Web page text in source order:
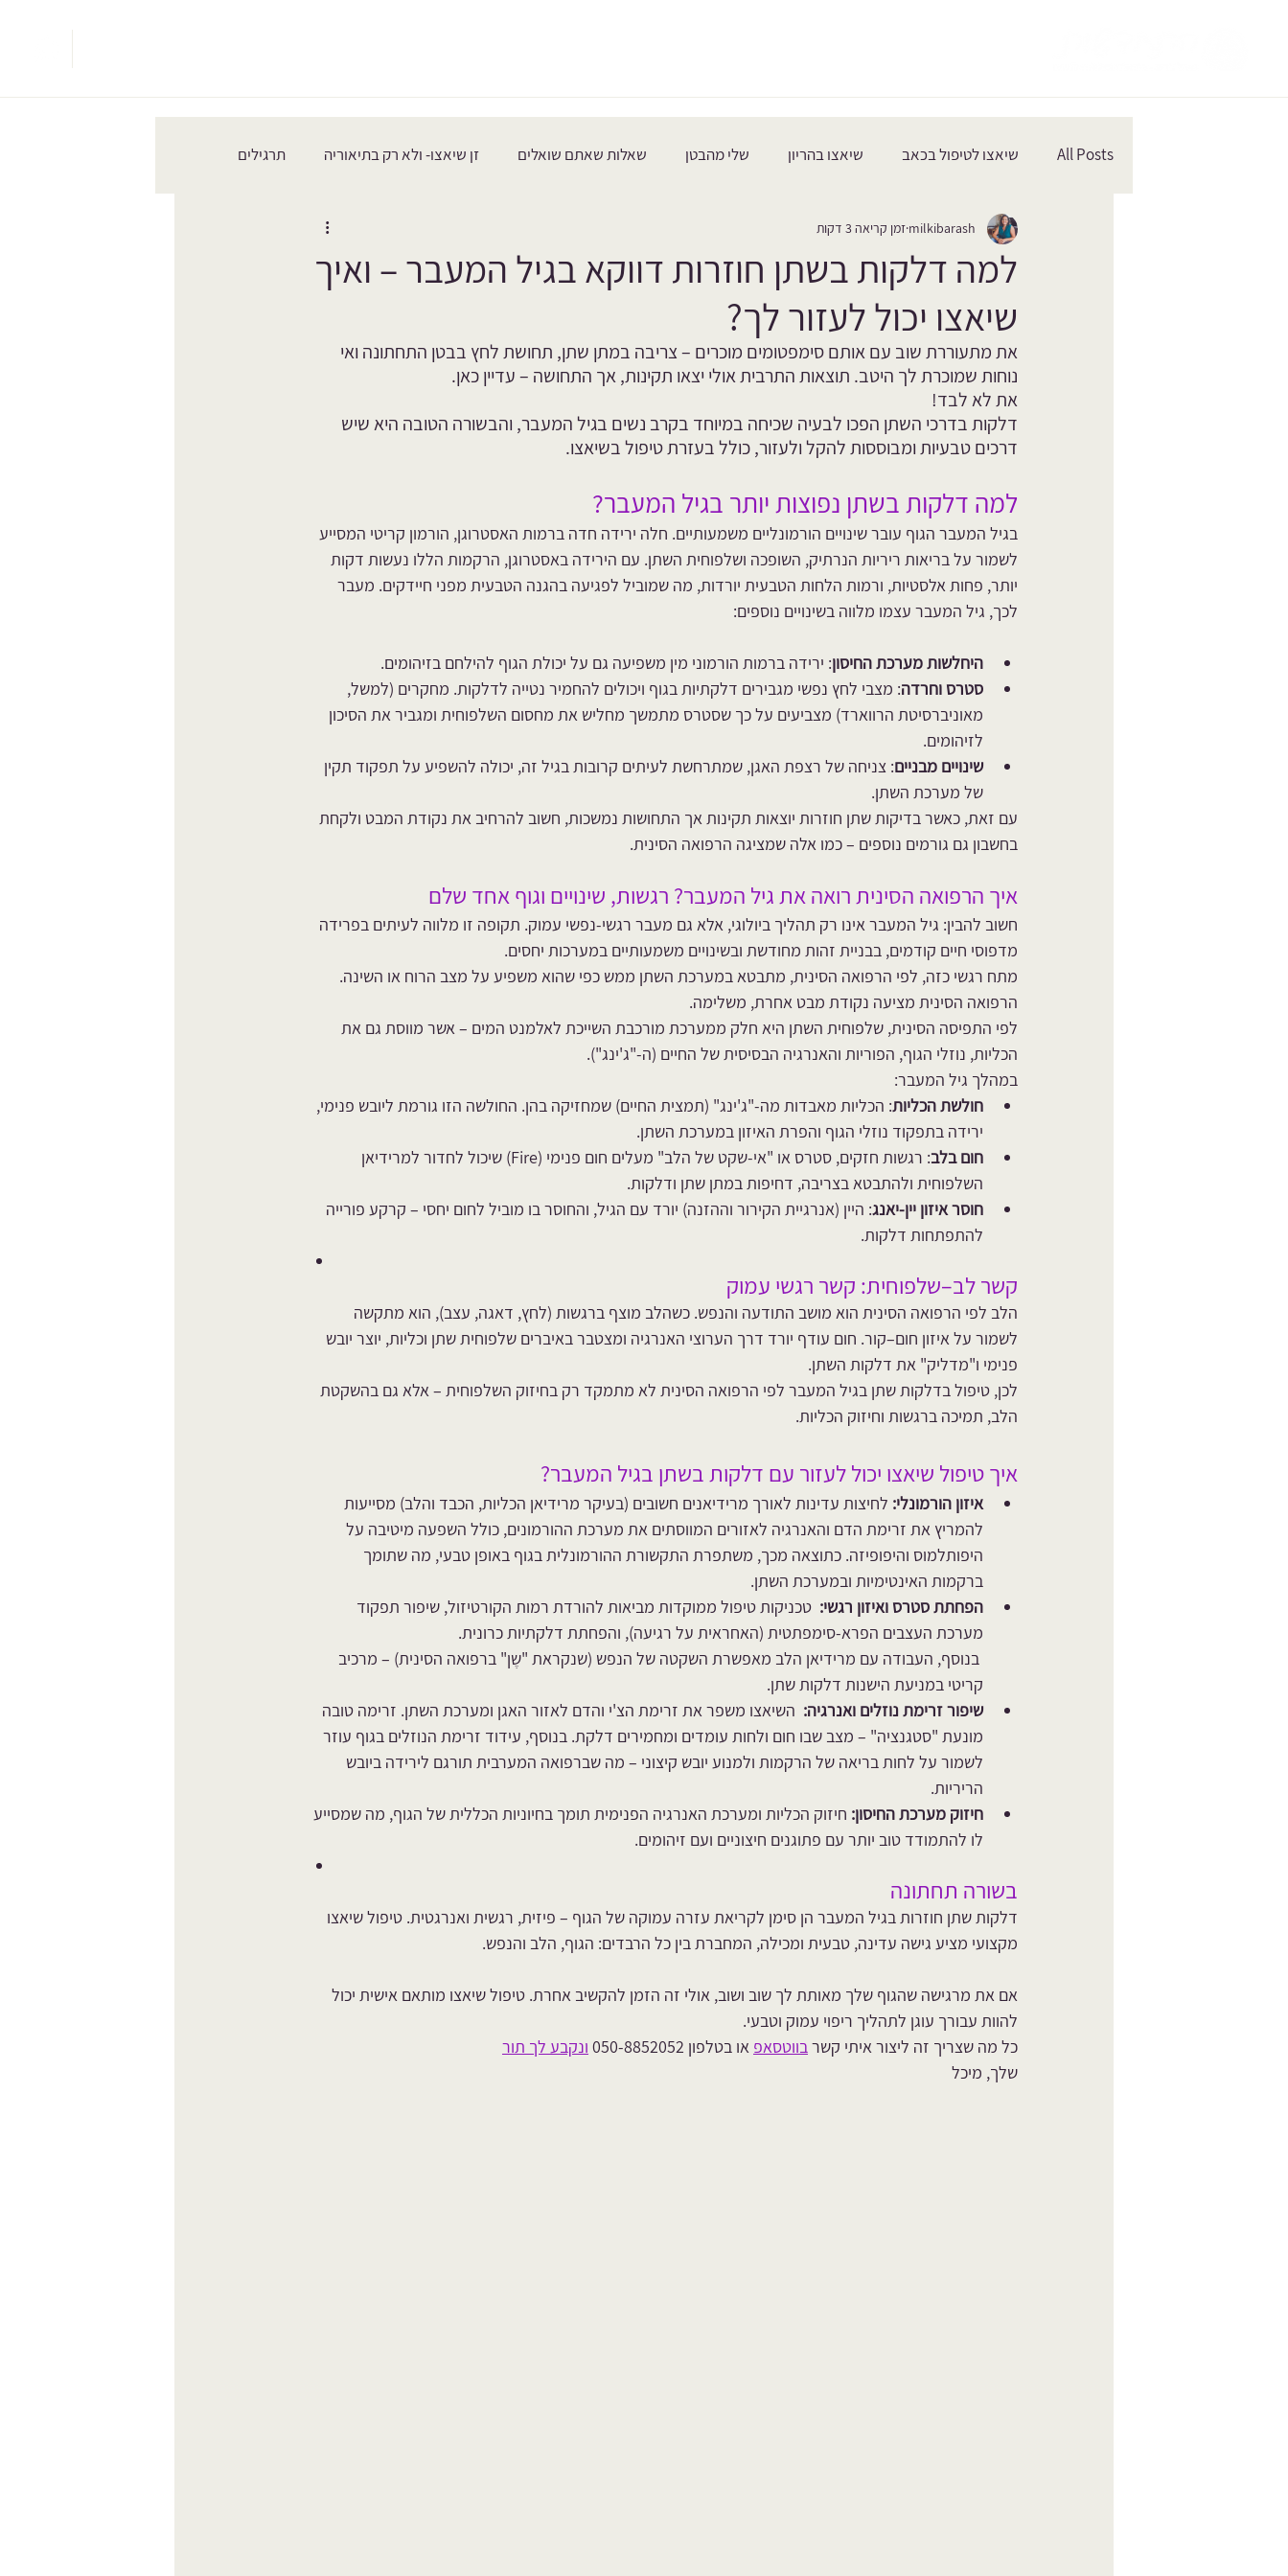
All Posts שיאצו לטיפול בכאב שיאצו בהריון שלי מהבטן שאלות שאתם שואלים זן שיאצו- ולא רק בתיאוריה תרגילים
רגעים קטנים מרחיבי לב
למה דלקות בשתן חוזרות דווקא בגיל המעבר – ואיך
שיאצו יכול לעזור לך?
milkibarash זמן קריאה 3 דקות
את מתעוררת שוב עם אותם סימפטומים מוכרים – צריבה במתן שתן, תחושת לחץ בבטן התחתונה ואי
נוחות שמוכרת לך היטב. תוצאות התרבית אולי יצאו תקינות, אך התחושה – עדיין כאן.
את לא לבד!
דלקות בדרכי השתן הפכו לבעיה שכיחה במיוחד בקרב נשים בגיל המעבר, והבשורה הטובה היא שיש
דרכים טבעיות ומבוססות להקל ולעזור, כולל בעזרת טיפול בשיאצו.
למה דלקות בשתן נפוצות יותר בגיל המעבר?
בגיל המעבר הגוף עובר שינויים הורמונליים משמעותיים. חלה ירידה חדה ברמות האסטרוגן, הורמון קריטי המסייע
לשמור על בריאות ריריות הנרתיק, השופכה ושלפוחית השתן. עם הירידה באסטרוגן, הרקמות הללו נעשות דקות
יותר, פחות אלסטיות, ורמות הלחות הטבעית יורדות, מה שמוביל לפגיעה בהגנה הטבעית מפני חיידקים. מעבר
לכך, גיל המעבר עצמו מלווה בשינויים נוספים:
היחלשות מערכת החיסון: ירידה ברמות הורמוני מין משפיעה גם על יכולת הגוף להילחם בזיהומים.
סטרס וחרדה: מצבי לחץ נפשי מגבירים דלקתיות בגוף ויכולים להחמיר נטייה לדלקות. מחקרים (למשל,
מאוניברסיטת הרווארד) מצביעים על כך שסטרס מתמשך מחליש את מחסום השלפוחית ומגביר את הסיכון
לזיהומים.
שינויים מבניים: צניחה של רצפת האגן, שמתרחשת לעיתים קרובות בגיל זה, יכולה להשפיע על תפקוד תקין
של מערכת השתן.
עם זאת, כאשר בדיקות שתן חוזרות יוצאות תקינות אך התחושות נמשכות, חשוב להרחיב את נקודת המבט ולקחת
בחשבון גם גורמים נוספים – כמו אלה שמציגה הרפואה הסינית.
איך הרפואה הסינית רואה את גיל המעבר? רגשות, שינויים וגוף אחד שלם
חשוב להבין: גיל המעבר אינו רק תהליך ביולוגי, אלא גם מעבר רגשי-נפשי עמוק. תקופה זו מלווה לעיתים בפרידה
מדפוסי חיים קודמים, בבניית זהות מחודשת ובשינויים משמעותיים במערכות יחסים.
מתח רגשי כזה, לפי הרפואה הסינית, מתבטא במערכת השתן ממש כפי שהוא משפיע על מצב הרוח או השינה.
הרפואה הסינית מציעה נקודת מבט אחרת, משלימה.
לפי התפיסה הסינית, שלפוחית השתן היא חלק ממערכת מורכבת השייכת לאלמנט המים – אשר מווסת גם את
הכליות, נוזלי הגוף, הפוריות והאנרגיה הבסיסית של החיים (ה-"ג'ינג").
במהלך גיל המעבר:
חולשת הכליות: הכליות מאבדות מה-"ג'ינג" (תמצית החיים) שמחזיקה בהן. החולשה הזו גורמת ליובש פנימי,
ירידה בתפקוד נוזלי הגוף והפרת האיזון במערכת השתן.
חום בלב
: רגשות חזקים, סטרס או "אי-שקט של הלב" מעלים חום פנימי (Fire) שיכול לחדור למרידיאן
השלפוחית ולהתבטא בצריבה, דחיפות במתן שתן ודלקות.
חוסר איזון יין-יאנג: היין (אנרגיית הקירור וההזנה) יורד עם הגיל, והחוסר בו מוביל לחום יחסי – קרקע פורייה
להתפתחות דלקות.
קשר לב–שלפוחית: קשר רגשי עמוק
הלב לפי הרפואה הסינית הוא מושב התודעה והנפש. כשהלב מוצף ברגשות (לחץ, דאגה, עצב), הוא מתקשה
לשמור על איזון חום–קור. חום עודף יורד דרך הערוצי האנרגיה ומצטבר באיברים שלפוחית שתן וכליות, יוצר יובש
פנימי ו"מדליק" את דלקות השתן.
לכן, טיפול בדלקות שתן בגיל המעבר לפי הרפואה הסינית לא מתמקד רק בחיזוק השלפוחית – אלא גם בהשקטת
הלב, תמיכה ברגשות וחיזוק הכליות.
איך טיפול שיאצו יכול לעזור עם דלקות בשתן בגיל המעבר?
איזון הורמונלי: לחיצות עדינות לאורך מרידיאנים חשובים (בעיקר מרידיאן הכליות, הכבד והלב) מסייעות
להמריץ את זרימת הדם והאנרגיה לאזורים המווסתים את מערכת ההורמונים, כולל השפעה מיטיבה על
היפותלמוס והיפופיזה. כתוצאה מכך, משתפרת התקשורת ההורמונלית בגוף באופן טבעי, מה שתומך
ברקמות האינטימיות ובמערכת השתן.
הפחתת סטרס ואיזון רגשי:
  טכניקות טיפול ממוקדות מביאות להורדת רמות הקורטיזול, שיפור תפקוד
מערכת העצבים הפרא-סימפתטית (האחראית על רגיעה), והפחתת דלקתיות כרונית.
בנוסף, העבודה עם מרידיאן הלב מאפשרת השקטה של הנפש (שנקראת "שֶן" ברפואה הסינית) – מרכיב
קריטי במניעת הישנות דלקות שתן.
שיפור זרימת נוזלים ואנרגיה:
  השיאצו משפר את זרימת הצ'י והדם לאזור האגן ומערכת השתן. זרימה טובה
מונעת "סטגנציה" – מצב שבו חום ולחות עומדים ומחמירים דלקת. בנוסף, עידוד זרימת הנוזלים בגוף עוזר
לשמור על לחות בריאה של הרקמות ולמנוע יובש קיצוני – מה שברפואה המערבית תורגם לירידה ביובש
הריריות.
חיזוק מערכת החיסון: חיזוק הכליות ומערכת האנרגיה הפנימית תומך בחיוניות הכללית של הגוף, מה שמסייע
לו להתמודד טוב יותר עם פתוגנים חיצוניים ועם זיהומים.
בשורה תחתונה
דלקות שתן חוזרות בגיל המעבר הן סימן לקריאת עזרה עמוקה של הגוף – פיזית, רגשית ואנרגטית. טיפול שיאצו
מקצועי מציע גישה עדינה, טבעית ומכילה, המחברת בין כל הרבדים: הגוף, הלב והנפש.
אם את מרגישה שהגוף שלך מאותת לך שוב ושוב, אולי זה הזמן להקשיב אחרת. טיפול שיאצו מותאם אישית יכול
להוות עבורך עוגן לתהליך ריפוי עמוק וטבעי.
כל מה שצריך זה ליצור איתי קשר בווטסאפ או בטלפון 050-8852052
ונקבע לך תור
שלך, מיכל